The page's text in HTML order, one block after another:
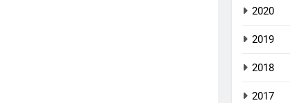
2020
2019
2018
2017